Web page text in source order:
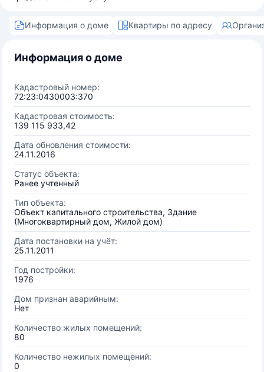
Информация о доме Квартиры по адресу
Информация о доме
Кадастровый номер:
72:23:0430003:370
Кадастровая стоимость:
139 115 933,42
Дата обновления стоимости:
24.11.2016
Статус объекта:
Ранее учтенный
Тип объекта:
Объект капитального строительства, Здание
(Многоквартирный дом, Жилой дом)
Дата постановки на учёт:
25.11.2011
Год постройки:
1976
Дом признан аварийным:
Нет
Количество жилых помещений:
80
Количество нежилых помещений:
0